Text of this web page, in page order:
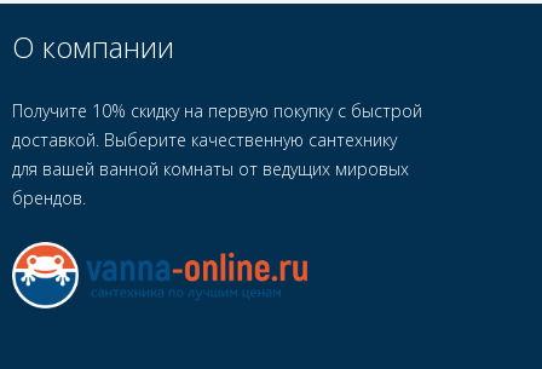
О компании
Получите 10% скидку на первую покупку с быстрой
доставкой. Выберите качественную сантехнику
для вашей ванной комнаты от ведущих мировых
брендов.